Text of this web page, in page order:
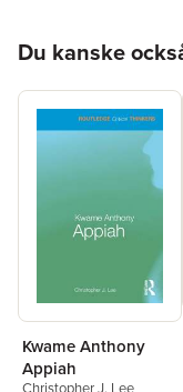
Du kanske
Kwame Anthony
Appiah